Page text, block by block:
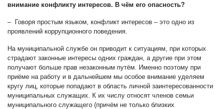
внимание конфликту интересов. В чём его опасность?
– Говоря простым языком, конфликт интересов – это одно из
проявлений коррупционного поведения.
На муниципальной службе он приводит к ситуациям, при которых
страдают законные интересы одних граждан, а другие при этом
получают больше прав незаконным путём. Именно поэтому при
приёме на работу и в дальнейшем мы особое внимание уделяем
кругу лиц, которые попадают в область личной заинтересованности
муниципальных служащих. К их числу относят членов семьи
муниципального служащего (причём не только близких